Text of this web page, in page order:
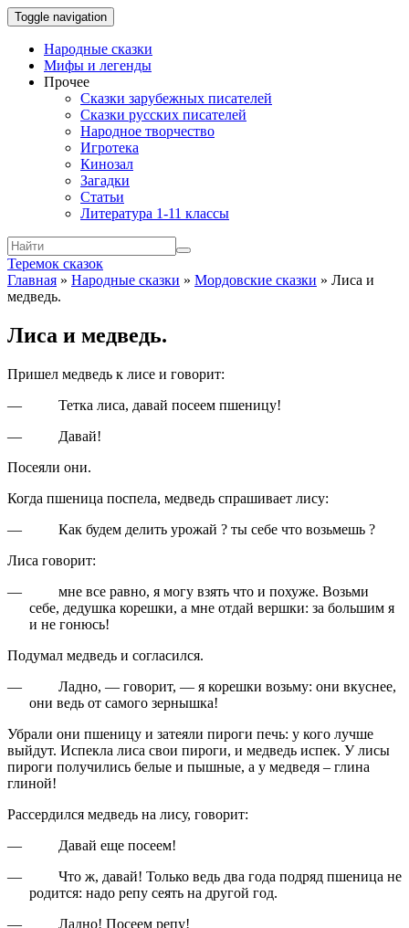
Toggle navigation
Народные сказки
Мифы и легенды
Прочее
Сказки зарубежных писателей
Сказки русских писателей
Народное творчество
Игротека
Кинозал
Загадки
Статьи
Литература 1-11 классы
Теремок сказок
Главная » Народные сказки » Мордовские сказки » Лиса и
медведь.
Лиса и медведь.
Пришел медведь к лисе и говорит:
—
Тетка лиса, давай посеем пшеницу!
—
Давай!
Посеяли они.
Когда пшеница поспела, медведь спрашивает лису:
—
Как будем делить урожай ? ты себе что возьмешь ?
Лиса говорит:
—
мне все равно, я могу взять что и похуже. Возьми
себе, дедушка корешки, а мне отдай вершки: за большим я
и не гонюсь!
Подумал медведь и согласился.
—
Ладно, — говорит, — я корешки возьму: они вкуснее,
они ведь от самого зернышка!
Убрали они пшеницу и затеяли пироги печь: у кого лучше
выйдут. Испекла лиса свои пироги, и медведь испек. У лисы
пироги получились белые и пышные, а у медведя – глина
глиной!
Рассердился медведь на лису, говорит:
—
Давай еще посеем!
—
Что ж, давай! Только ведь два года подряд пшеница не
родится: надо репу сеять на другой год.
—
Ладно! Посеем репу!